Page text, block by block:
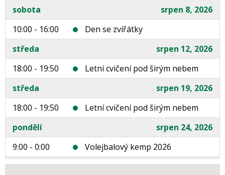
sobota
srpen 8, 2026
10:00 - 16:00
Den se zvířátky
středa
srpen 12, 2026
18:00 - 19:50
Letní cvičení pod širým nebem
středa
srpen 19, 2026
18:00 - 19:50
Letní cvičení pod širým nebem
pondělí
srpen 24, 2026
9:00 - 0:00
Volejbalový kemp 2026
úterý
srpen 25, 2026